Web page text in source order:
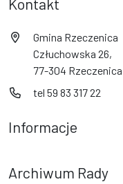
Gmina Rzeczenica
Człuchowska 26,
77-304 Rzeczenica
tel 59 83 317 22
Informacje
Archiwum Rady